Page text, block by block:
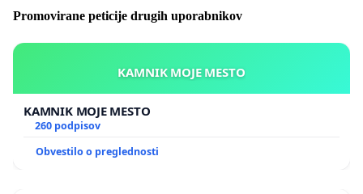
Promovirane peticije drugih uporabnikov
KAMNIK MOJE MESTO
KAMNIK MOJE MESTO
260 podpisov
Obvestilo o preglednosti